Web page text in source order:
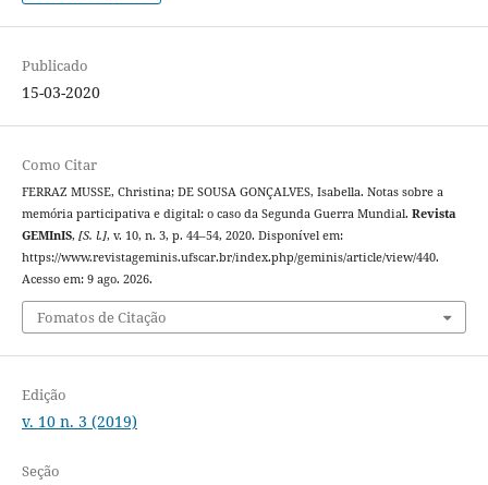
Publicado
15-03-2020
Como Citar
FERRAZ MUSSE, Christina; DE SOUSA GONÇALVES, Isabella. Notas sobre a
memória participativa e digital: o caso da Segunda Guerra Mundial. Revista
GEMInIS, [S. l.], v. 10, n. 3, p. 44–54, 2020. Disponível em:
https://www.revistageminis.ufscar.br/index.php/geminis/article/view/440.
Acesso em: 9 ago. 2026.
Fomatos de Citação
Edição
v. 10 n. 3 (2019)
Seção